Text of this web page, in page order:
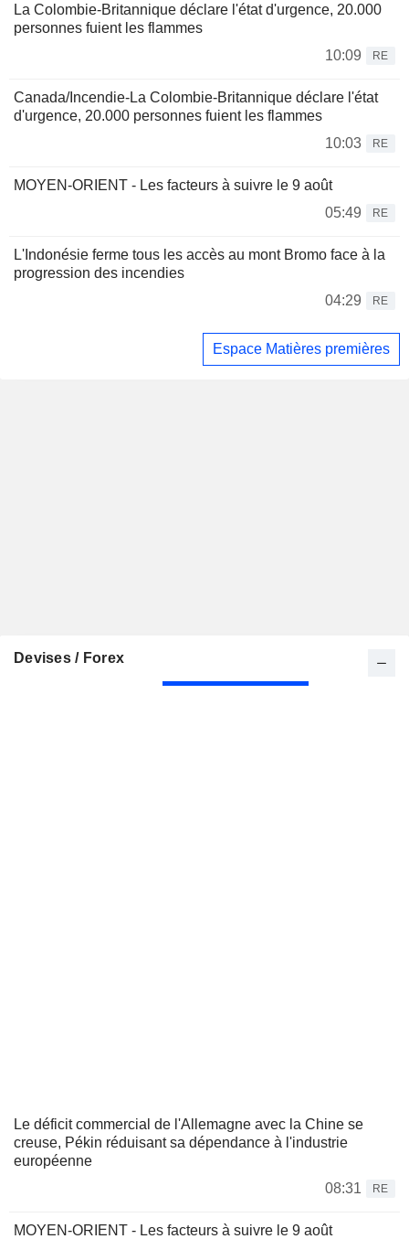
La Colombie-Britannique déclare l'état d'urgence, 20.000
personnes fuient les flammes
10:09
RE
Canada/Incendie-La Colombie-Britannique déclare l'état
d'urgence, 20.000 personnes fuient les flammes
10:03
RE
MOYEN-ORIENT - Les facteurs à suivre le 9 août
05:49
RE
L'Indonésie ferme tous les accès au mont Bromo face à la
progression des incendies
04:29
RE
Espace Matières premières
Devises / Forex
Le déficit commercial de l'Allemagne avec la Chine se
creuse, Pékin réduisant sa dépendance à l'industrie
européenne
08:31
RE
MOYEN-ORIENT - Les facteurs à suivre le 9 août